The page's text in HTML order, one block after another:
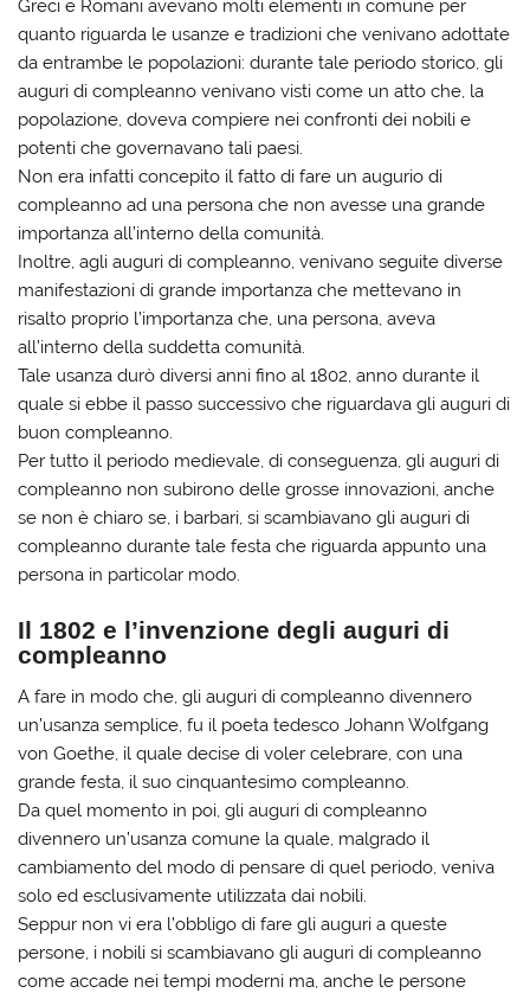
Greci e Romani avevano molti elementi in comune per
quanto riguarda le usanze e tradizioni che venivano adottate
da entrambe le popolazioni: durante tale periodo storico, gli
auguri di compleanno venivano visti come un atto che, la
popolazione, doveva compiere nei confronti dei nobili e
potenti che governavano tali paesi.
Non era infatti concepito il fatto di fare un augurio di
compleanno ad una persona che non avesse una grande
importanza all’interno della comunità.
Inoltre, agli auguri di compleanno, venivano seguite diverse
manifestazioni di grande importanza che mettevano in
risalto proprio l’importanza che, una persona, aveva
all’interno della suddetta comunità.
Tale usanza durò diversi anni fino al 1802, anno durante il
quale si ebbe il passo successivo che riguardava gli auguri di
buon compleanno.
Per tutto il periodo medievale, di conseguenza, gli auguri di
compleanno non subirono delle grosse innovazioni, anche
se non è chiaro se, i barbari, si scambiavano gli auguri di
compleanno durante tale festa che riguarda appunto una
persona in particolar modo.
Il 1802 e l’invenzione degli auguri di
compleanno
A fare in modo che, gli auguri di compleanno divennero
un’usanza semplice, fu il poeta tedesco Johann Wolfgang
von Goethe, il quale decise di voler celebrare, con una
grande festa, il suo cinquantesimo compleanno.
Da quel momento in poi, gli auguri di compleanno
divennero un’usanza comune la quale, malgrado il
cambiamento del modo di pensare di quel periodo, veniva
solo ed esclusivamente utilizzata dai nobili.
Seppur non vi era l’obbligo di fare gli auguri a queste
persone, i nobili si scambiavano gli auguri di compleanno
come accade nei tempi moderni ma, anche le persone